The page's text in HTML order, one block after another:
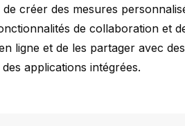
créer des mesures
de collaboration et
ligne et de les partager avec
applications intégrées.